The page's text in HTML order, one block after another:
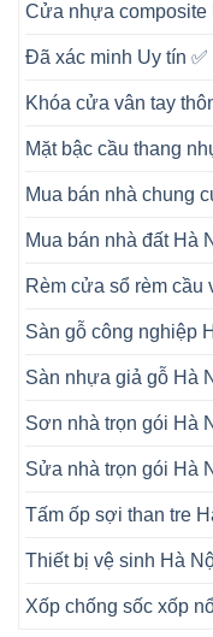
Cửa nhựa composite
Đã xác minh Uy tín ✅
Khóa cửa vân tay
Mặt bậc cầu thang
Mua bán nhà chung
Mua bán nhà đất Hà
Rèm cửa sổ rèm cầu
Sàn gỗ công nghiệp
Sàn nhựa giả gỗ Hà
Sơn nhà trọn gói Hà
Sửa nhà trọn gói Hà
Tấm ốp sợi than tre
Thiết bị vệ sinh Hà
Xốp chống sốc xốp